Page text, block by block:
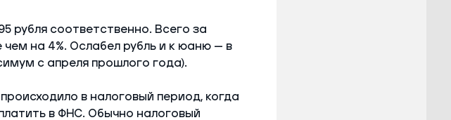
рубля соответственно. Всего за
на 4%. Ослабел рубль и к юаню — в
с апреля прошлого года).
в налоговый период, когда
в ФНС. Обычно налоговый